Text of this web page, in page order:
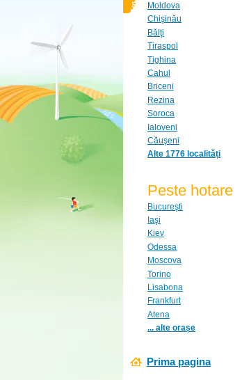
Moldova
Chişinău
Bălţi
Tiraspol
Tighina
Cahul
Briceni
Rezina
Soroca
Ialoveni
Căuşeni
Alte 1776 localități
Peste hotare
Bucureşti
Iaşi
Kiev
Odessa
Moscova
Torino
Lisabona
Frankfurt
Atena
... alte orașe
Prima pagina